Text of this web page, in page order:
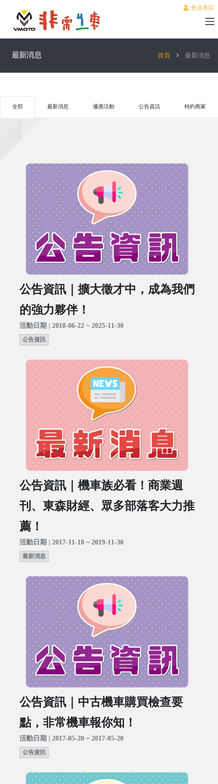
會員專區
最新消息 首頁 最新消息
全部 最新消息 優惠活動 公告資訊 特約商家
公告資訊｜擴大徵才中，成為我們
的強力夥伴！
活動日期 | 2018-06-22 ~ 2025-11-30
公告資訊
公告資訊｜機車族必看！商業週
刊、東森財經、眾多部落客大力推
薦！
活動日期 | 2017-11-10 ~ 2019-11-30
最新消息
公告資訊｜中古機車購買檢查要
點，非常機車報你知！
活動日期 | 2017-05-20 ~ 2017-05-20
公告資訊